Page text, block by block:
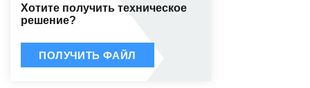
Хотите получить техническое
решение?
ПОЛУЧИТЬ ФАЙЛ